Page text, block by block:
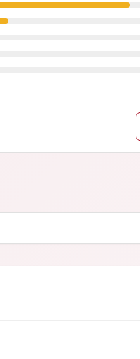
ランス
ーズ
ア クレンズ
ギフト